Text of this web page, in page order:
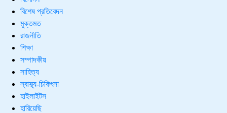
বিশেষ প্রতিবেদন
মুক্তমত
রাজনীতি
শিক্ষা
সম্পাদকীয়
সাহিত্য
স্বাস্থ্য-চিকিৎসা
হাইলাইটস
হারিয়েছি